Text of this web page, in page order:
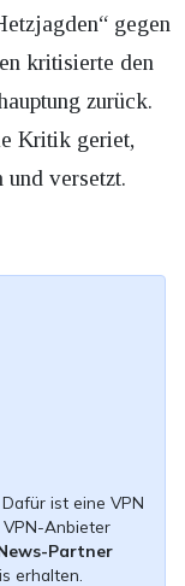
gegen
kritisierte den
zurück.
Kritik geriet,
und versetzt.
ist eine VPN
Anbieter
Partner
erhalten.